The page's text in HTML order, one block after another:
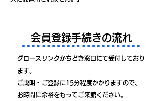
会員登録手続きの流れ
グロースリンクかちどき窓口にて受付しており
ます。
ご説明・ご登録に15分程度かかりますので、
お時間に余裕をもってご来館ください。